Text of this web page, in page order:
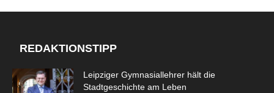
REDAKTIONSTIPP
Leipziger Gymnasiallehrer hält die
Stadtgeschichte am Leben